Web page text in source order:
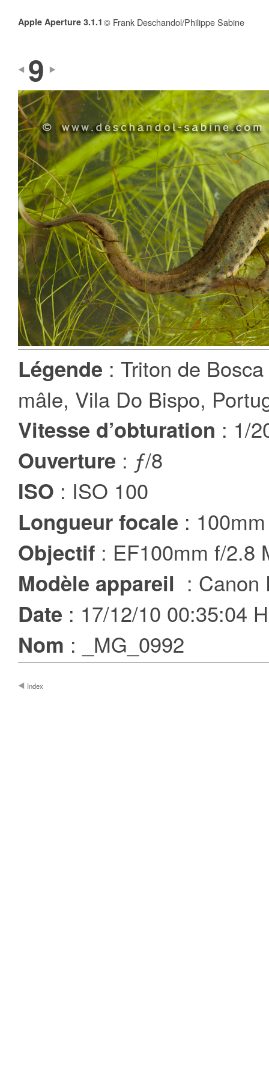
Apple Aperture 3.1.1 © Frank Deschandol/Philippe Sabine
9
Légende : Triton de
mâle, Vila Do Bispo,
Vitesse d’obturation : 1/
Ouverture : ƒ/8
ISO : ISO 100
Longueur focale : 100mm
Objectif : EF100mm f/2.8
Modèle appareil : Canon
Date : 17/12/10 00:35:04
Nom : _MG_0992
Index